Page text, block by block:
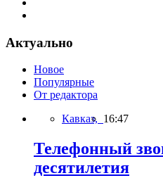
Актуально
Новое
Популярные
От редактора
Кавказ, 16:47
Телефонный
десятилетия